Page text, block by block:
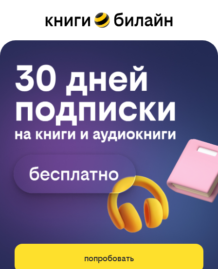
попробовать